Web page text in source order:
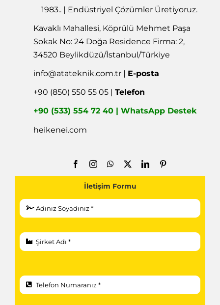
1983.. | Endüstriyel Çözümler Üretiyoruz.
Kavaklı Mahallesi, Köprülü Mehmet Paşa
Sokak No: 24 Doğa Residence Firma: 2,
34520 Beylikdüzü/İstanbul/Türkiye
info@atateknik.com.tr | E-posta
+90 (850) 550 55 05 |Telefon
+90 (533) 554 72 40 | WhatsApp Destek
heikenei.com
İletişim Formu